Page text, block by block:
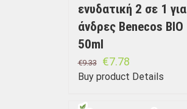
ενυδατική 2 σε 1 για
άνδρες Benecos BIO
50ml
€9.33 €7.78
Buy product Details